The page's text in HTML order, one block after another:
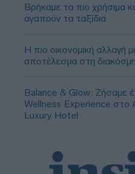
Βρήκαμε τα πιο χρήσιμα
αγαπούν τα ταξίδια
Η πιο οικονομική αλλαγή
αποτέλεσμα στη
Balance & Glow: Ζήσαμε
Wellness Experience στο
Luxury Hotel